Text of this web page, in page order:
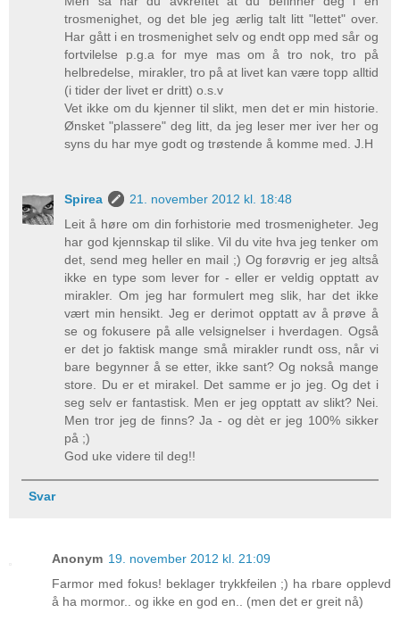
trosmenighet, og det ble jeg ærlig talt litt "lettet" over.
Har gått i en trosmenighet selv og endt opp med sår og
fortvilelse p.g.a for mye mas om å tro nok, tro på
helbredelse, mirakler, tro på at livet kan være topp alltid
(i tider der livet er dritt) o.s.v
Vet ikke om du kjenner til slikt, men det er min historie.
Ønsket "plassere" deg litt, da jeg leser mer iver her og
syns du har mye godt og trøstende å komme med. J.H
Spirea
21. november 2012 kl. 18:48
Leit å høre om din forhistorie med trosmenigheter. Jeg
har god kjennskap til slike. Vil du vite hva jeg tenker om
det, send meg heller en mail ;) Og forøvrig er jeg altså
ikke en type som lever for - eller er veldig opptatt av
mirakler. Om jeg har formulert meg slik, har det ikke
vært min hensikt. Jeg er derimot opptatt av å prøve å
se og fokusere på alle velsignelser i hverdagen. Også
er det jo faktisk mange små mirakler rundt oss, når vi
bare begynner å se etter, ikke sant? Og nokså mange
store. Du er et mirakel. Det samme er jo jeg. Og det i
seg selv er fantastisk. Men er jeg opptatt av slikt? Nei.
Men tror jeg de finns? Ja - og dèt er jeg 100% sikker
på ;)
God uke videre til deg!!
Svar
Anonym 19. november 2012 kl. 21:09
Farmor med fokus! beklager trykkfeilen ;) ha rbare opplevd
å ha mormor.. og ikke en god en.. (men det er greit nå)